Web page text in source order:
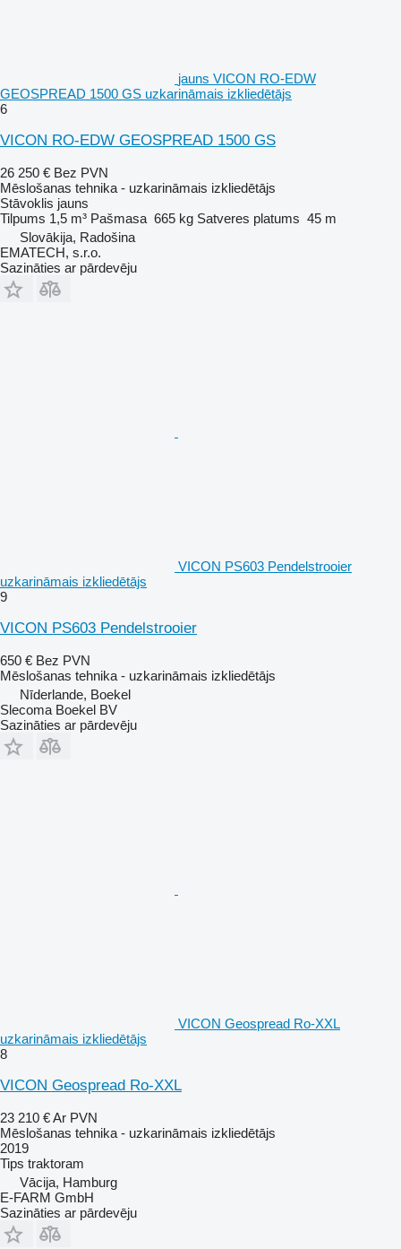
jauns VICON RO-EDW
GEOSPREAD 1500 GS uzkarināmais izkliedētājs
6
VICON RO-EDW GEOSPREAD 1500 GS
26 250 € Bez PVN
Mēslošanas tehnika - uzkarināmais izkliedētājs
Stāvoklis jauns
Tilpums 1,5 m³ Pašmasa 665 kg Satveres platums 45 m
Slovākija, Radošina
EMATECH, s.r.o.
Sazināties ar pārdevēju
VICON PS603 Pendelstrooier
uzkarināmais izkliedētājs
9
VICON PS603 Pendelstrooier
650 € Bez PVN
Mēslošanas tehnika - uzkarināmais izkliedētājs
Nīderlande, Boekel
Slecoma Boekel BV
Sazināties ar pārdevēju
VICON Geospread Ro-XXL
uzkarināmais izkliedētājs
8
VICON Geospread Ro-XXL
23 210 €Ar PVN
Mēslošanas tehnika - uzkarināmais izkliedētājs
2019
Tips traktoram
Vācija, Hamburg
E-FARM GmbH
Sazināties ar pārdevēju